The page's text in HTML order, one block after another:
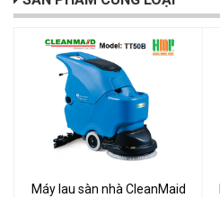
Máy lau sàn nhà CleanMaid